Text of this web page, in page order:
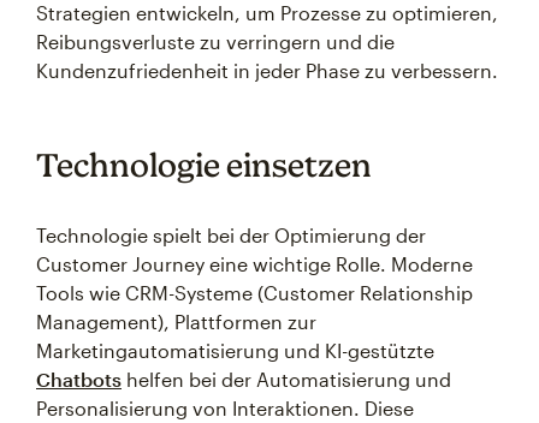
Strategien entwickeln, um Prozesse zu optimieren,
Reibungsverluste zu verringern und die
Kundenzufriedenheit in jeder Phase zu verbessern.
Technologie einsetzen
Technologie spielt bei der Optimierung der
Customer Journey eine wichtige Rolle. Moderne
Tools wie CRM-Systeme (Customer Relationship
Management), Plattformen zur
Marketingautomatisierung und KI-gestützte
Chatbots helfen bei der Automatisierung und
Personalisierung von Interaktionen. Diese